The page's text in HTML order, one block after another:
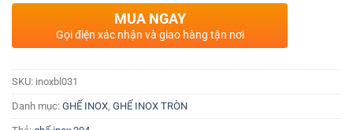
MUA NGAY
Gọi điện xác nhận và giao hàng tận nơi
SKU: inoxbl031
Danh mục: GHẾ INOX, GHẾ INOX TRÒN